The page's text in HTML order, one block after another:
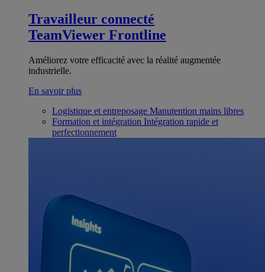
Travailleur connecté
TeamViewer Frontline
Améliorez votre efficacité avec la réalité augmentée
industrielle.
En savoir plus
Logistique et entreposage Manutention mains libres
Formation et intégration Intégration rapide et
perfectionnement